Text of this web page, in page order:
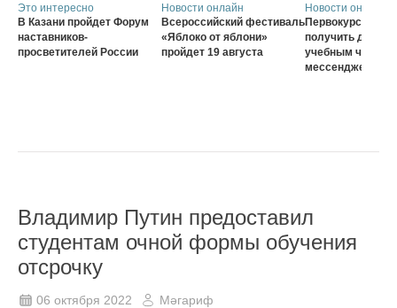
Это интересно
В Казани пройдет Форум
наставников-
просветителей России
Новости онлайн
Всероссийский фестиваль
«Яблоко от яблони»
пройдет 19 августа
Новости онлайн
Первокурсники
получить доступ
учебным чатам
мессенджер MAX
Владимир Путин предоставил
студентам очной формы обучения
отсрочку
06 октября 2022 Мәгариф